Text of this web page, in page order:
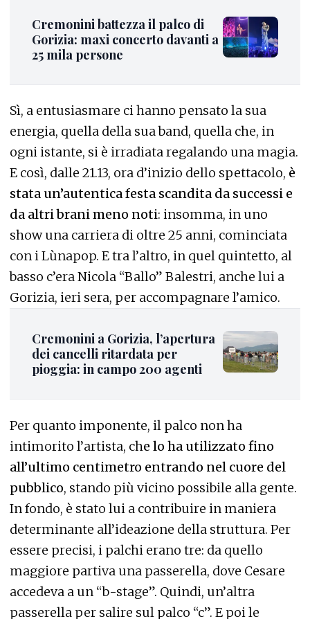
Cremonini battezza il palco di
Gorizia: maxi concerto davanti a
25 mila persone
Sì, a entusiasmare ci hanno pensato la sua
energia, quella della sua band, quella che, in
ogni istante, si è irradiata regalando una magia.
E così, dalle 21.13, ora d’inizio dello spettacolo, è
stata un’autentica festa scandita da successi e
da altri brani meno noti: insomma, in uno
show una carriera di oltre 25 anni, cominciata
con i Lùnapop. E tra l’altro, in quel quintetto, al
basso c’era Nicola “Ballo” Balestri, anche lui a
Gorizia, ieri sera, per accompagnare l’amico.
Cremonini a Gorizia, l’apertura
dei cancelli ritardata per
pioggia: in campo 200 agenti
Per quanto imponente, il palco non ha
intimorito l’artista, che lo ha utilizzato fino
all’ultimo centimetro entrando nel cuore del
pubblico, stando più vicino possibile alla gente.
In fondo, è stato lui a contribuire in maniera
determinante all’ideazione della struttura. Per
essere precisi, i palchi erano tre: da quello
maggiore partiva una passerella, dove Cesare
accedeva a un “b-stage”. Quindi, un’altra
passerella per salire sul palco “c”. E poi le